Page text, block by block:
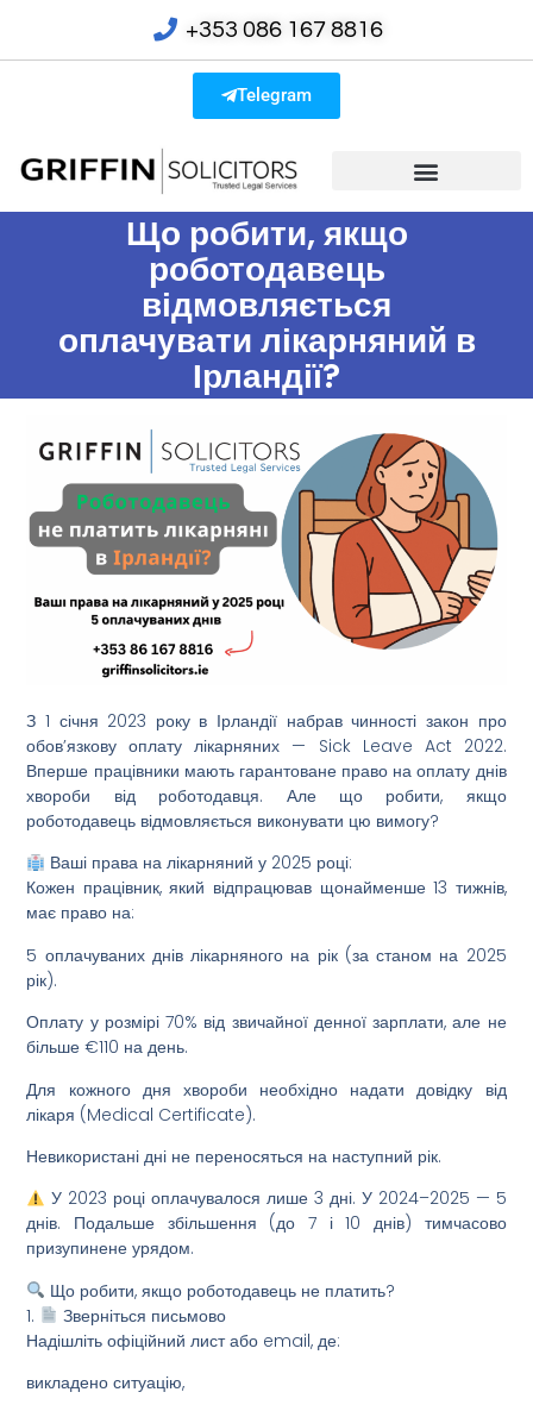
+353 086 167 8816
Telegram
Що робити, якщо
роботодавець
відмовляється
оплачувати лікарняний в
Ірландії?
З 1 січня 2023 року в Ірландії набрав чинності закон про
обов’язкову оплату лікарняних — Sick Leave Act 2022.
Вперше працівники мають гарантоване право на оплату днів
хвороби від роботодавця. Але що робити, якщо
роботодавець відмовляється виконувати цю вимогу?
Ваші права на лікарняний у 2025 році:
Кожен працівник, який відпрацював щонайменше 13 тижнів,
має право на:
5 оплачуваних днів лікарняного на рік (за станом на 2025
рік).
Оплату у розмірі 70% від звичайної денної зарплати, але не
більше €110 на день.
Для кожного дня хвороби необхідно надати довідку від
лікаря (Medical Certificate).
Невикористані дні не переносяться на наступний рік.
У 2023 році оплачувалося лише 3 дні. У 2024–2025 — 5
днів. Подальше збільшення (до 7 і 10 днів) тимчасово
призупинене урядом.
Що робити, якщо роботодавець не платить?
1.
Зверніться письмово
Надішліть офіційний лист або email, де:
викладено ситуацію,